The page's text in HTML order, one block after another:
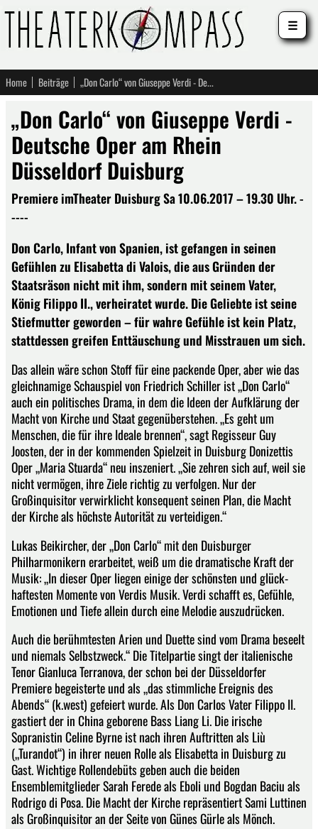
Home Beiträge „Don Carlo“ von Giuseppe Verdi - Deutsche Oper am Rhein Düsseldorf Duisburg
„Don Carlo“ von Giuseppe Verdi -
Deutsche Oper am Rhein
Düsseldorf Duisburg
Premiere imTheater Duisburg Sa 10.06.2017 – 19.30 Uhr. -
----
Don Carlo, Infant von Spanien, ist gefangen in seinen
Gefühlen zu Elisabetta di Valois, die aus Gründen der
Staats­räson nicht mit ihm, sondern mit seinem Vater,
König Filippo II., verheiratet wurde. Die Geliebte ist seine
Stiefmutter geworden – für wahre Gefühle ist kein Platz,
stattdessen greifen Enttäuschung und Misstrauen um sich.
Das allein wäre schon Stoff für eine packende Oper, aber wie das
gleichnamige Schauspiel von Friedrich Schiller ist „Don Carlo“
auch ein politisches Drama, in dem die Ideen der Aufklärung der
Macht von Kirche und Staat gegenüberstehen. „Es geht um
Menschen, die für ihre Ideale brennen“, sagt Regisseur Guy
Joosten, der in der kommen­den Spielzeit in Duisburg Donizettis
Oper „Maria Stuarda“ neu inszeniert. „Sie zehren sich auf, weil sie
nicht vermögen, ihre Ziele richtig zu verfolgen. Nur der
Großinquisitor verwirklicht konsequent seinen Plan, die Macht
der Kirche als höchste Autorität zu verteidigen.“
Lukas Beikircher, der „Don Carlo“ mit den Duisburger
Philharmonikern erarbeitet, weiß um die dramatische Kraft der
Musik: „In dieser Oper liegen einige der schönsten und glück­
haftesten Momente von Verdis Musik. Verdi schafft es, Gefühle,
Emotionen und Tiefe allein durch eine Melodie auszudrücken.
Auch die berühmtesten Arien und Duette sind vom Drama beseelt
und niemals Selbst­zweck.“ Die Titelpartie singt der italienische
Tenor Gianluca Terranova, der schon bei der Düsseldorfer
Premiere begeisterte und als „das stimmliche Ereignis des
Abends“ (k.west) gefeiert wurde. Als Don Carlos Vater Filippo II.
gastiert der in China geborene Bass Liang Li. Die irische
Sopranistin Celine Byrne ist nach ihren Auftritten als Liù
(„Turandot“) in ihrer neuen Rolle als Elisabetta in Duisburg zu
Gast. Wichtige Rollendebüts geben auch die beiden
Ensemblemitglieder Sarah Ferede als Eboli und Bogdan Baciu als
Rodrigo di Posa. Die Macht der Kirche repräsentiert Sami Luttinen
als Großinquisitor an der Seite von Günes Gürle als Mönch.
☰